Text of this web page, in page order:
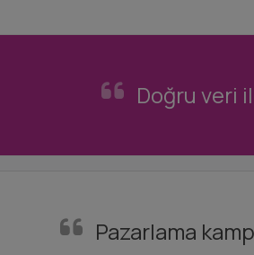
Doğru veri
Pazarlama